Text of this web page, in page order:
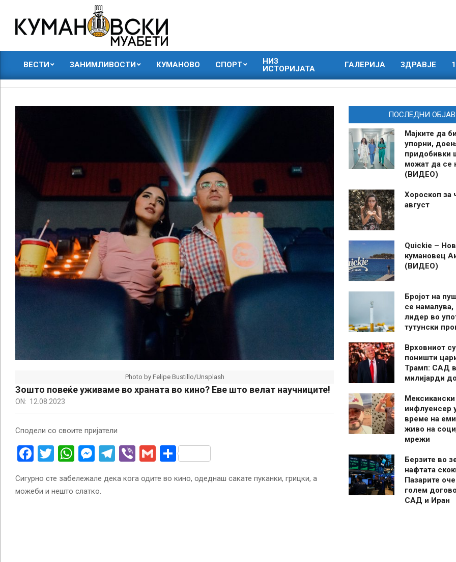
content
КУМАНОВСКИ
МУАБЕТИ
ВЕСТИ ЗАНИМЛИВОСТИ КУМАНОВО СПОРТ
НИЗ
ИСТОРИЈАТА
ГАЛЕРИЈА ЗДРАВЈЕ
Photo by Felipe Bustillo/Unsplash
Зошто повеќе уживаме во храната во кино? Еве што велат научниците!
ON: 12.08.2023
Сподели со своите пријатели
Facebook
Twitter
WhatsApp
Messenger
Telegram
ViberGmailShare
Сигурно сте забележале дека кога одите во кино, одеднаш сакате пуканки, грицки, а
можеби и нешто слатко.
ПОСЛЕДНИ
Мајките да
упорни,
придобивки
можат да се
(ВИДЕО)
Хороскоп за
август
Quickie –
кумановец
(ВИДЕО)
Бројот на
се намалува,
лидер во
тутунски
Врховниот
поништи
Трамп: САД
милијарди
Мексикански
инфлуенсер
време на
живо на
мрежи
Берзите во
нафтата
Пазарите
голем
САД и Иран